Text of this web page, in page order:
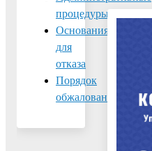
процедуры
Основания
для
отказа
Порядок
обжалования